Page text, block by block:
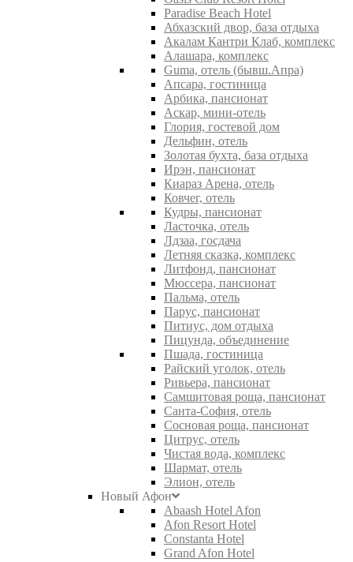
Paradise Beach Hotel
Абхазский двор, база отдыха
Акалам Кантри Клаб, комплекс
Алашара, комплекс
Guma, отель (бывш.Апра)
Апсара, гостиница
Арбика, пансионат
Аскар, мини-отель
Глория, гостевой дом
Дельфин, отель
Золотая бухта, база отдыха
Ирэн, пансионат
Киараз Арена, отель
Ковчег, отель
Кудры, пансионат
Ласточка, отель
Лдзаа, госдача
Летняя сказка, комплекс
Литфонд, пансионат
Мюссера, пансионат
Пальма, отель
Парус, пансионат
Питиус, дом отдыха
Пицунда, объединение
Пшада, гостиница
Райский уголок, отель
Ривьера, пансионат
Самшитовая роща, пансионат
Санта-София, отель
Сосновая роща, пансионат
Цитрус, отель
Чистая вода, комплекс
Шармат, отель
Элион, отель
Новый Афон
Abaash Hotel Afon
Afon Resort Hotel
Constanta Hotel
Grand Afon Hotel